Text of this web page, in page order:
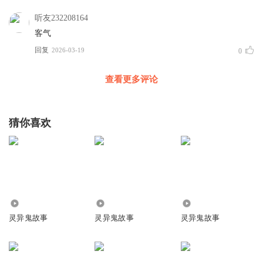
听友232208164
客气
回复 2026-03-19 0
查看更多评论
猜你喜欢
灵异鬼故事 灵异鬼故事 灵异鬼故事